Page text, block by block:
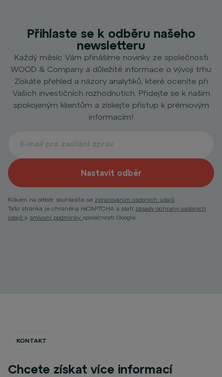
Přihlaste se k odběru našeho
newsletteru
Každý měsíc Vám přinášíme novinky ze společnosti
WOOD & Company a důležité informace o vývoji trhu.
Získáte přehled a názory analytiků, které oceníte při
Vašich investičních rozhodnutích. Přidejte se k našim
spokojeným klientům a získejte přístup k prémiovým
informacím!
Nastavit odběr
Klikem na odběr souhlasíte se zpracováním osobních údajů.
Tato stránka je chráněna reCAPTCHA a platí zásady ochrany osobních
údajů a smluvní podmínky společnosti Google.
KONTAKT
Chcete získat více informací